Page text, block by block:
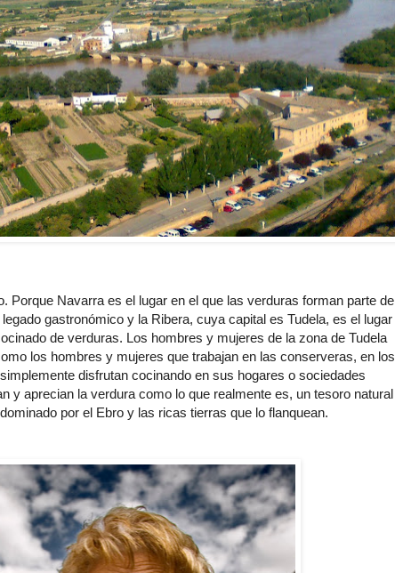
Porque Navarra es el lugar en el que las verduras forman parte de
gastronómico y la Ribera, cuya capital es Tudela, es el lugar
de verduras. Los hombres y mujeres de la zona de Tudela
los hombres y mujeres que trabajan en las conserveras, en los
disfrutan cocinando en sus hogares o sociedades
y aprecian la verdura como lo que realmente es, un tesoro natural
por el Ebro y las ricas tierras que lo flanquean.